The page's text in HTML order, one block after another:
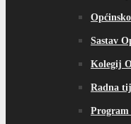
Sastav
Kolegij
Radna